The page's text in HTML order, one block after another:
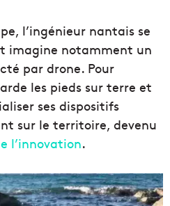
l’ingénieur nantais se
imagine notamment un
par drone. Pour
les pieds sur terre et
ses dispositifs
sur le territoire, devenu
l’innovation.